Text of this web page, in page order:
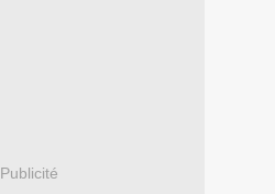
Publicité